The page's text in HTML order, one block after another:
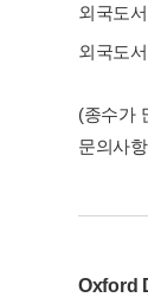
외국도서
외국도서
(종수가
문의사
Oxford